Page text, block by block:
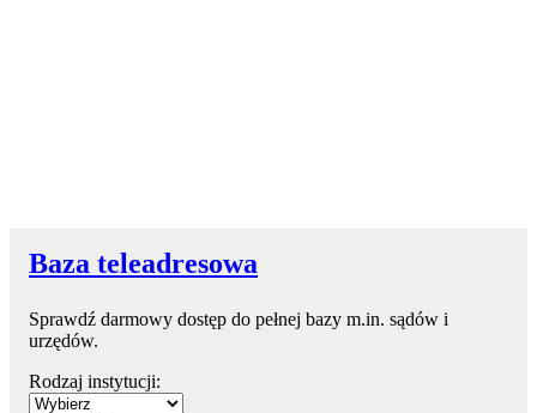
Baza teleadresowa
Sprawdź darmowy dostęp do pełnej bazy m.in. sądów i
urzędów.
Rodzaj instytucji: